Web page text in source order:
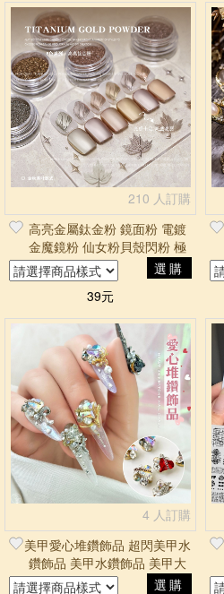
210 人訂購
高亮金屬鈦金粉 鏡面粉 電鍍
金魔鏡粉 仙女粉貝殼閃粉 極
光粉 雷射粉 莎夏美學選購
39元
4 人訂購
美甲愛心堆鑽飾品 超閃美甲水
鑽飾品 美甲水鑽飾品 美甲大
鑽飾品 鏈條飾品 選購